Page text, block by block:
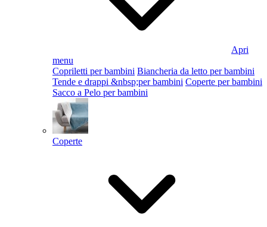
Apri
menu
Copriletti per bambini Biancheria da letto per bambini
Tende e drappi &nbsp;per bambini Coperte per bambini
Sacco a Pelo per bambini
Coperte